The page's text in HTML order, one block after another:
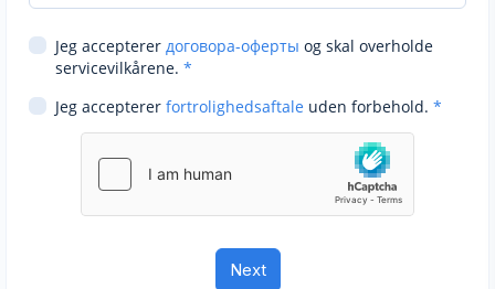
Jeg accepterer договора-оферты og skal overholde
servicevilkårene. *
Jeg accepterer fortrolighedsaftale uden forbehold. *